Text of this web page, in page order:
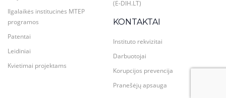
Ilgalaikės institucinės MTEP
programos
Patentai
Leidiniai
Kvietimai projektams
(E-DIH.LT)
KONTAKTAI
Instituto rekvizitai
Darbuotojai
Korupcijos prevencija
Pranešėjų apsauga